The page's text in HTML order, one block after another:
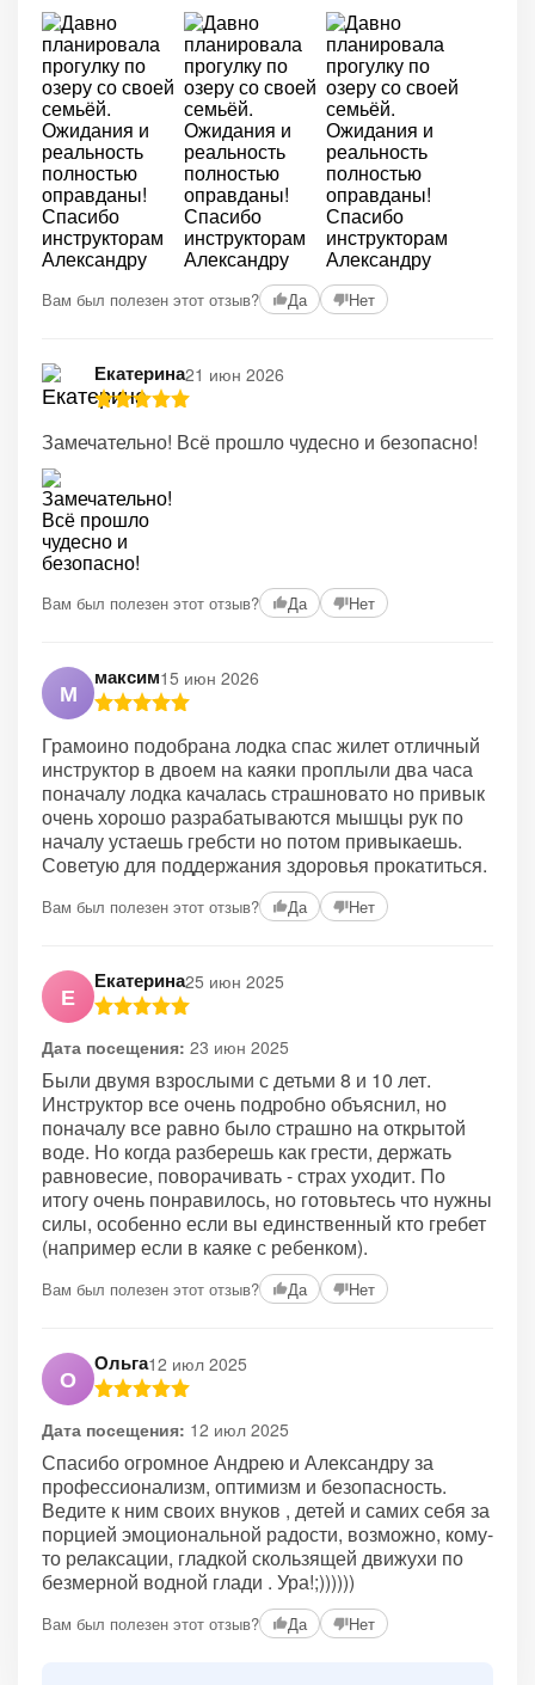
Вам был полезен этот отзыв? Да Нет
Екатерина21 июн 2026
Замечательно! Всё прошло чудесно и безопасно!
Вам был полезен этот отзыв? Да Нет
М
максим15 июн 2026
Грамоино подобрана лодка спас жилет отличный
инструктор в двоем на каяки проплыли два часа
поначалу лодка качалась страшновато но привык
очень хорошо разрабатываются мышцы рук по
началу устаешь гребсти но потом привыкаешь.
Советую для поддержания здоровья прокатиться.
Вам был полезен этот отзыв? Да Нет
Е
Екатерина25 июн 2025
Дата посещения: 23 июн 2025
Были двумя взрослыми с детьми 8 и 10 лет.
Инструктор все очень подробно объяснил, но
поначалу все равно было страшно на открытой
воде. Но когда разберешь как грести, держать
равновесие, поворачивать - страх уходит. По
итогу очень понравилось, но готовьтесь что нужны
силы, особенно если вы единственный кто гребет
(например если в каяке с ребенком).
Вам был полезен этот отзыв? Да Нет
О
Ольга12 июл 2025
Дата посещения: 12 июл 2025
Спасибо огромное Андрею и Александру за
профессионализм, оптимизм и безопасность.
Ведите к ним своих внуков , детей и самих себя за
порцией эмоциональной радости, возможно, кому-
то релаксации, гладкой скользящей движухи по
безмерной водной глади . Ура!;))))))
Вам был полезен этот отзыв? Да Нет